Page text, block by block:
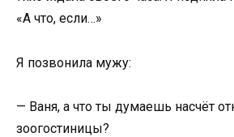
«А что, если…»
Я позвонила мужу:
— Ваня, а что ты думаешь насчёт
зоогостиницы?